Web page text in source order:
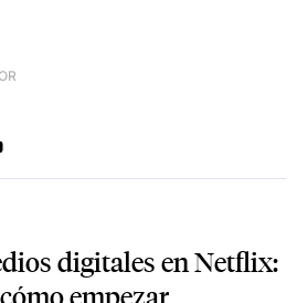
WAM
WAM
digitales en Netflix: